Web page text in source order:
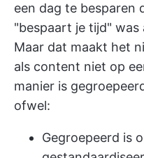
een dag te besparen
"bespaart je tijd" was
Maar dat maakt het
als content niet op
manier is
ofwel:
Gegroepeerd is